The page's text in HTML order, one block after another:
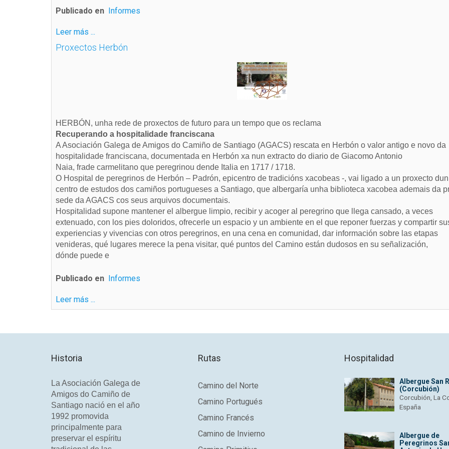
Publicado en Informes
Leer más ...
Proxectos Herbón
HERBÓN, unha rede de proxectos de futuro para un tempo que os reclama
Recuperando a hospitalidade franciscana
A Asociación Galega de Amigos do Camiño de Santiago (AGACS) rescata en Herbón o valor antigo e novo da
hospitalidade franciscana, documentada en Herbón xa nun extracto do diario de Giacomo Antonio
Naia, frade carmelitano que peregrinou dende Italia en 1717 / 1718.
O Hospital de peregrinos de Herbón – Padrón, epicentro de tradicións xacobeas -, vai ligado a un proxecto dun
centro de estudos dos camiños portugueses a Santiago, que albergaría unha biblioteca xacobea ademais da
sede da AGACS cos seus arquivos documentais.
Hospitalidad supone mantener el albergue limpio, recibir y acoger al peregrino que llega cansado, a veces
extenuado, con los pies doloridos, ofrecerle un espacio y un ambiente en el que reponer fuerzas y compartir
experiencias y vivencias con otros peregrinos, en una cena en comunidad, dar información sobre las etapas
venideras, qué lugares merece la pena visitar, qué puntos del Camino están dudosos en su señalización,
dónde puede e
Publicado en Informes
Leer más ...
Historia
La Asociación Galega de
Amigos do Camiño de
Santiago nació en el año
1992 promovida
principalmente para
preservar el espíritu
Rutas
Camino del Norte
Camino Portugués
Camino Francés
Camino de Invierno
Hospitalidad
Albergue San
(Corcubión)
Corcubión, La
España
Albergue de
Peregrinos